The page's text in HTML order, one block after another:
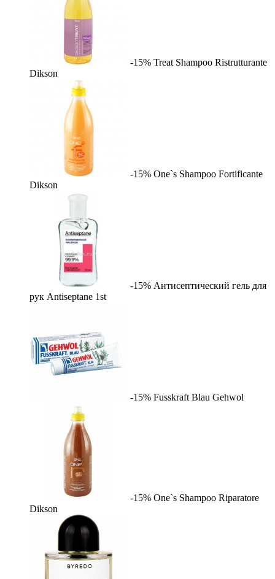
-15% Treat Shampoo Ristrutturante
Dikson
-15% One`s Shampoo Fortificante
Dikson
-15% Антисептический гель для
рук Antiseptane 1st
-15% Fusskraft Blau Gehwol
-15% One`s Shampoo Riparatore
Dikson